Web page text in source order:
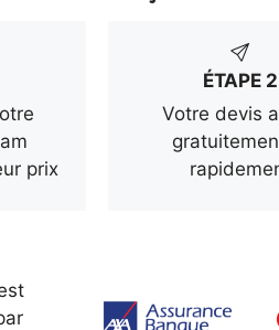
prix
ÉTAPE 2
Votre devis